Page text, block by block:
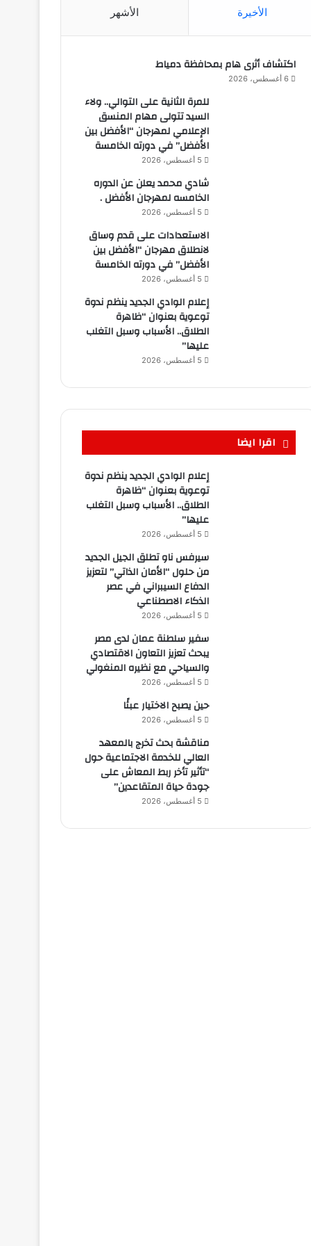
الأخيرة الأشهر
اكتشاف أثرى هام بمحافظة دمياط
6 أغسطس، 2026
للمرة الثانية على التوالي.. ولاء
السيد تتولى مهام المنسق
الإعلامي لمهرجان “الأفضل بين
الأفضل” في دورته الخامسة
5 أغسطس، 2026
شادي محمد يعلن عن الدوره
الخامسه لمهرجان الأفضل .
5 أغسطس، 2026
الاستعدادات على قدم وساق
لانطلاق مهرجان “الأفضل بين
الأفضل” في دورته الخامسة
5 أغسطس، 2026
إعلام الوادي الجديد ينظم ندوة
توعوية بعنوان “ظاهرة
الطلاق.. الأسباب وسبل التغلب
عليها”
5 أغسطس، 2026
اقرا ايضا
إعلام الوادي الجديد ينظم ندوة
توعوية بعنوان “ظاهرة
الطلاق.. الأسباب وسبل التغلب
عليها”
5 أغسطس، 2026
سيرفس ناو تطلق الجيل الجديد
من حلول “الأمان الذاتي” لتعزيز
الدفاع السيبراني في عصر
الذكاء الاصطناعي
5 أغسطس، 2026
سفير سلطنة عمان لدى مصر
يبحث تعزيز التعاون الاقتصادي
والسياحي مع نظيره المنغولي
5 أغسطس، 2026
حين يصبح الاختيار عبئًا
5 أغسطس، 2026
مناقشة بحث تخرج بالمعهد
العالي للخدمة الاجتماعية حول
“تأثير تأخر ربط المعاش على
جودة حياة المتقاعدين”
5 أغسطس، 2026